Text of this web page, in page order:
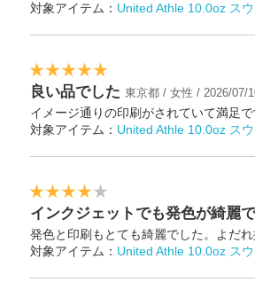
対象アイテム： United Athle 10.0oz ス
良い品でした 東京都 / 女性 / 2026/07/
イメージ通りの印刷がされていて満足
対象アイテム： United Athle 10.0oz ス
インクジェットでも発色が綺麗
発色と印刷もとても綺麗でした。よだ
対象アイテム： United Athle 10.0oz ス